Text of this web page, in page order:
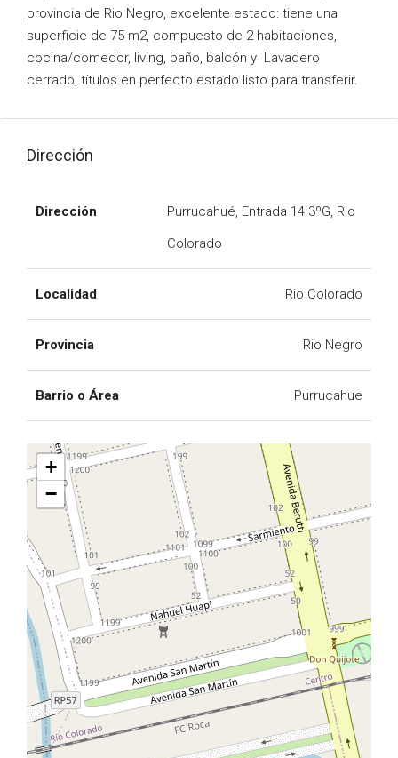
provincia de Rio Negro, excelente estado: tiene una
superficie de 75 m2, compuesto de 2 habitaciones,
cocina/comedor, living, baño, balcón y Lavadero
cerrado, títulos en perfecto estado listo para transferir.
Dirección
Dirección
Purrucahué, Entrada 14 3ºG, Rio
Colorado
Localidad Rio Colorado
Provincia Rio Negro
Barrio o Área Purrucahue
+
−